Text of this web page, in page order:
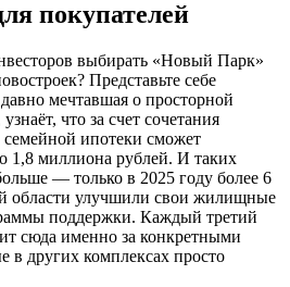
покупателей
выбирать «Новый Парк»
Представьте себе
мечтавшая о просторной
что за счет сочетания
семейной ипотеки сможет
1,8 миллиона рублей. И таких
— только в 2025 году более 6
области улучшили свои жилищные
поддержки. Каждый третий
сюда именно за конкретными
в других комплексах просто